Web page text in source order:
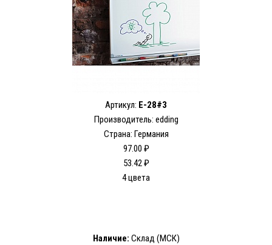
Артикул: E-28#3
Производитель: edding
Страна: Германия
97.00 ₽
53.42 ₽
4 цвета
Наличие: Склад (МСК)